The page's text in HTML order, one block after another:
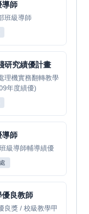
導師
班級導師
研究績優計畫
理機實務翻轉教學
年度績優)
導師
級導師輔導績優
優良教師
良獎 / 校級教學甲